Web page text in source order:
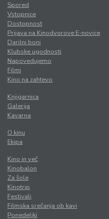
Spored
Vstopnice
Dostopnost
Prijava na Kinodvorove E-novice
Darilni boni
Klubske ugodnosti
Napovedujemo
Filmi
Kino na zahtevo
Knjigarnica
Galerija
Kavarna
O kinu
Ekipa
Kino in več
Kinobalon
Za šole
Kinotrip
Festivali
Filmska srečanja ob kavi
Ponedeljki